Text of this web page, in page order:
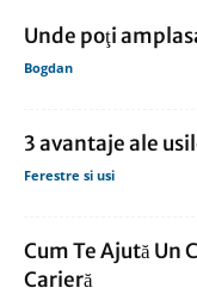
Unde poţi
Bogdan
3 avantaje ale
Ferestre si usi
Cum Te Ajută Un
Carieră